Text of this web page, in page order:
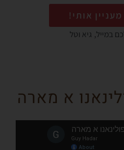
אותי!
במייל, גיא וטל
א מארה